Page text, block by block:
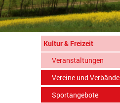
Kultur & Freizeit
Veranstaltungen
Vereine und Verbände
Sportangebote